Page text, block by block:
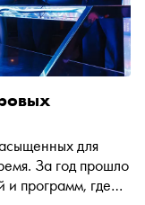
для
За год прошло
и программ, где